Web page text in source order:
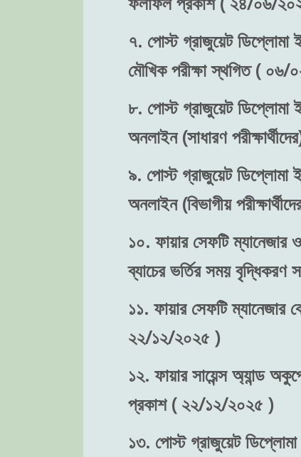
৭. পোস্ট গ্রাজুয়েট ডিপ্লোমা
মৌখিক পরীক্ষা স্থগিত (
৮. পোস্ট গ্রাজুয়েট ডিপ্লোমা
অনলাইন (সাধারণ
৯. পোস্ট গ্রাজুয়েট ডিপ্লোমা
অনলাইন (বিভাগীয়
১০. ফায়ার সেফটি ম্যানেজার
ব্যাচের ভর্তির সময়
১১. ফায়ার সেফটি ম্যানেজার
২২/১২/২০২৫ )
১২. ফায়ার সায়েন্স অ্যান্ড
প্রকাশ ( ২২/১২/২০২৫ )
১৩. পোস্ট গ্রাজুয়েট